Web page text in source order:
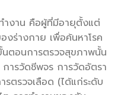
ำงาน คือผู้ที่มีอายุตั้งแต่
งร่างกาย เพื่อค้นหาโรค
นตอนการตรวจสุขภาพนั้น
ารวัดชีพจร การวัดอัตรา
ตรวจเลือด (ได้แก่ระดับ